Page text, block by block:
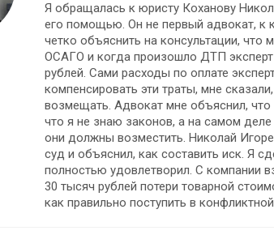
Я обращалась к юристу Коханову
его помощью. Oн не первый адвокат, к
четко объяснить на консультации,
ОСАГО и когда произошло ДТП эксперт
рублей. Сами расходы по оплате
компенсировать эти траты, мне
возмещать. Адвокат мне объяснил,
что я не знаю законов, а на самом
они должны возместить. Николай
суд и объяснил, как составить иск. Я
полностью удовлетворил. С компании
30 тысяч рублей потери товарной
как правильно поступить в